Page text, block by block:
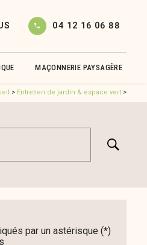
04 12 16 06 88
MAÇONNERIE PAYSAGÈRE
> Entretien de jardin & espace vert >
par un astérisque (*)